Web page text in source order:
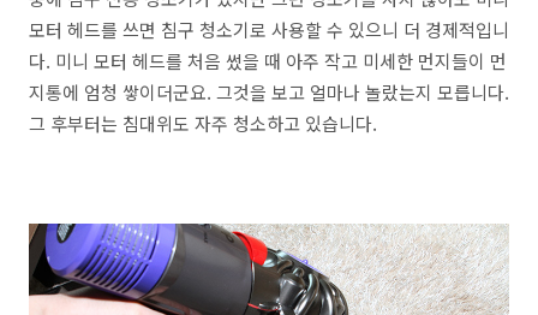
모터 헤드를 쓰면 침구 청소기로 사용할 수 있으니 더 경제적입니
다. 미니 모터 헤드를 처음 썼을 때 아주 작고 미세한 먼지들이 먼
지통에 엄청 쌓이더군요. 그것을 보고 얼마나 놀랐는지 모릅니다.
그 후부터는 침대위도 자주 청소하고 있습니다.